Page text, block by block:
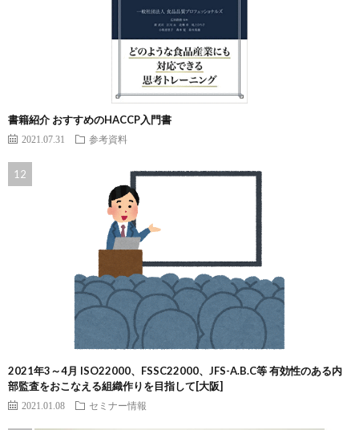
書籍紹介 おすすめのHACCP入門書
2021.07.31 参考資料
2021年3～4月 ISO22000、FSSC22000、JFS-A.B.C等 有効性のある内
部監査をおこなえる組織作りを目指して[大阪]
2021.01.08 セミナー情報